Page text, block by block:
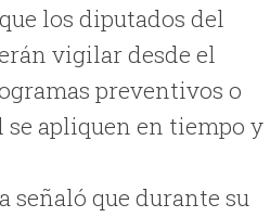
los diputados del
vigilar desde el
preventivos o
apliquen en tiempo y
señaló que durante su